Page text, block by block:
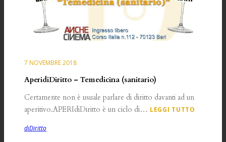
7 NOVEMBRE 2018
AperidiDiritto – Temedicina (sanitario)
Certamente non è usuale parlare di diritto davanti ad un
aperitivo.APERIdiDiritto è un ciclo di… LEGGI TUTTO
diDiritto